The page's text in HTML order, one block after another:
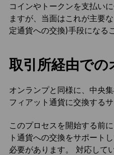
コインやトークンを支払い
ますが、当面はこれが主要
定通貨への交換)手段になる
取引所経由で
オンランプと同様に、中央
フィアット通貨に交換する
このプロセスを開始する前
ト通貨への交換をサポート
必要があります。 対応して